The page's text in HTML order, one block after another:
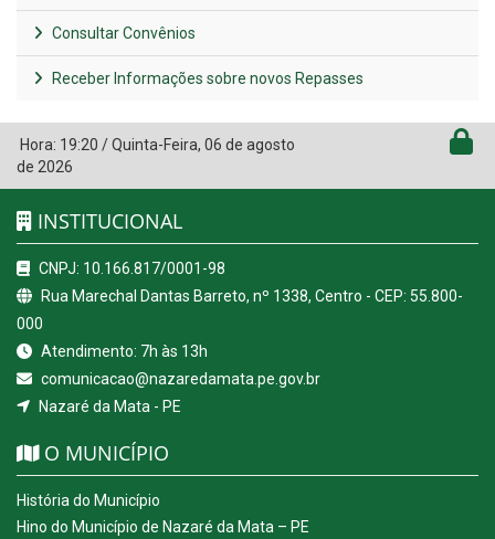
Consultar Convênios
Receber Informações sobre novos Repasses
Hora: 19:20 /Quinta-Feira, 06 de agosto
de 2026
INSTITUCIONAL
CNPJ: 10.166.817/0001-98
Rua Marechal Dantas Barreto, nº 1338, Centro - CEP: 55.800-
000
Atendimento: 7h às 13h
comunicacao@nazaredamata.pe.gov.br
Nazaré da Mata - PE
O MUNICÍPIO
História do Município
Hino do Município de Nazaré da Mata – PE